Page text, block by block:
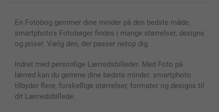
En Fotobog gemmer dine minder på den bedste måde.
smartphoto's Fotobøger findes i mange størrelser, designs
og priser. Vælg den, der passer netop dig.
Indret med personlige Lærredsbilleder. Med Foto på
lærred kan du gemme dine bedste minder. smartphoto
tilbyder flere, forskellige størrelser, formater og designs til
dit Lærredsbillede.